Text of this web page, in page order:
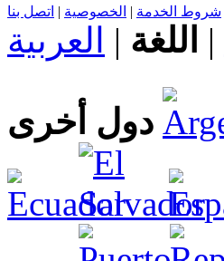
شروط الخدمة | الخصوصية | اتصل بنا
اللغة | العربية |
دول أخرى